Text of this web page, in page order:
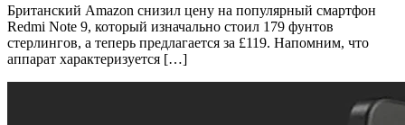
Британский Amazon снизил цену на популярный смартфон
Redmi Note 9, который изначально стоил 179 фунтов
стерлингов, а теперь предлагается за £119. Напомним, что
аппарат характеризуется […]